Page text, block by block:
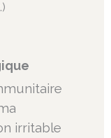
irritable